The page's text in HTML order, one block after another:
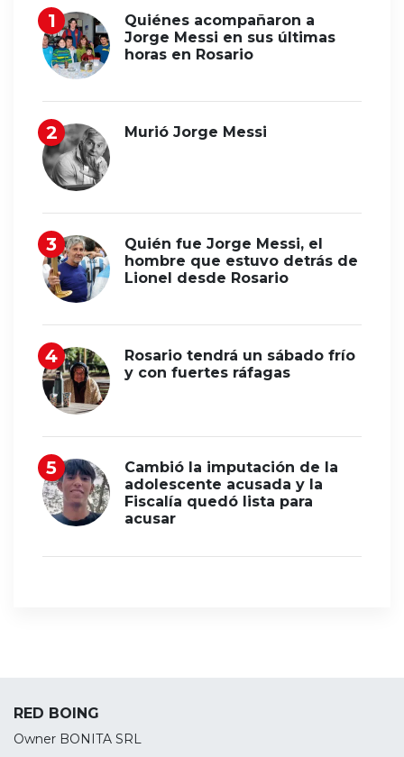
Quiénes acompañaron a
Jorge Messi en sus últimas
horas en Rosario
Murió Jorge Messi
Quién fue Jorge Messi, el
hombre que estuvo detrás de
Lionel desde Rosario
Rosario tendrá un sábado frío
y con fuertes ráfagas
Cambió la imputación de la
adolescente acusada y la
Fiscalía quedó lista para
acusar
RED BOING
Owner BONITA SRL